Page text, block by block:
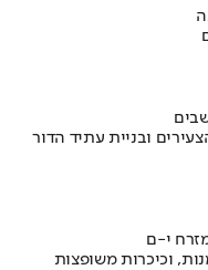
ובניית עתיד הדור
י-ם
וכיכרות משופצות